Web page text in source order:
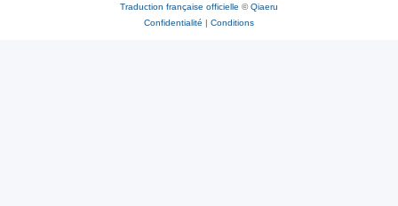
Traduction française officielle ©Qiaeru
Confidentialité | Conditions